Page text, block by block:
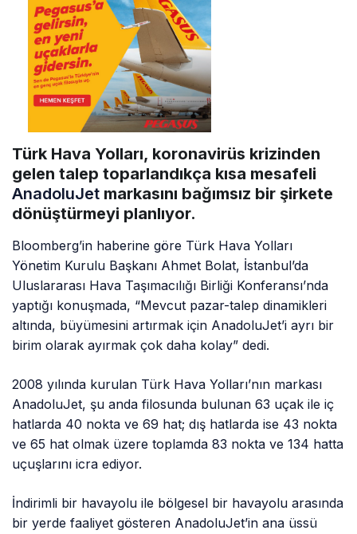
Türk Hava Yolları, koronavirüs krizinden
gelen talep toparlandıkça kısa mesafeli
AnadoluJet markasını bağımsız bir şirkete
dönüştürmeyi planlıyor.
Bloomberg’in haberine göre Türk Hava Yolları
Yönetim Kurulu Başkanı Ahmet Bolat, İstanbul’da
Uluslararası Hava Taşımacılığı Birliği Konferansı’nda
yaptığı konuşmada, “Mevcut pazar-talep dinamikleri
altında, büyümesini artırmak için AnadoluJet’i ayrı bir
birim olarak ayırmak çok daha kolay” dedi.
2008 yılında kurulan Türk Hava Yolları’nın markası
AnadoluJet, şu anda filosunda bulunan 63 uçak ile iç
hatlarda 40 nokta ve 69 hat; dış hatlarda ise 43 nokta
ve 65 hat olmak üzere toplamda 83 nokta ve 134 hatta
uçuşlarını icra ediyor.
İndirimli bir havayolu ile bölgesel bir havayolu arasında
bir yerde faaliyet gösteren AnadoluJet’in ana üssü